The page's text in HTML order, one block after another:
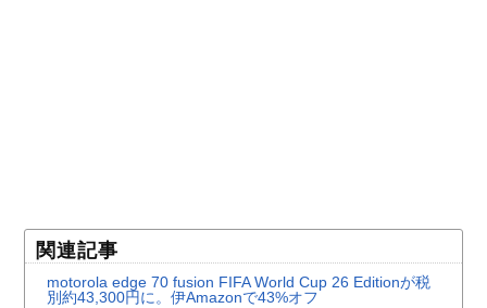
関連記事
motorola edge 70 fusion FIFA World Cup 26 Editionが税
別約43,300円に。伊Amazonで43%オフ